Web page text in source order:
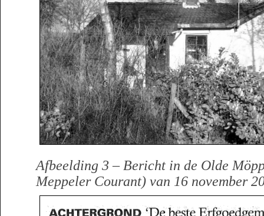
Afbeelding 3 – Bericht in de Olde
Meppeler Courant) van 16 november